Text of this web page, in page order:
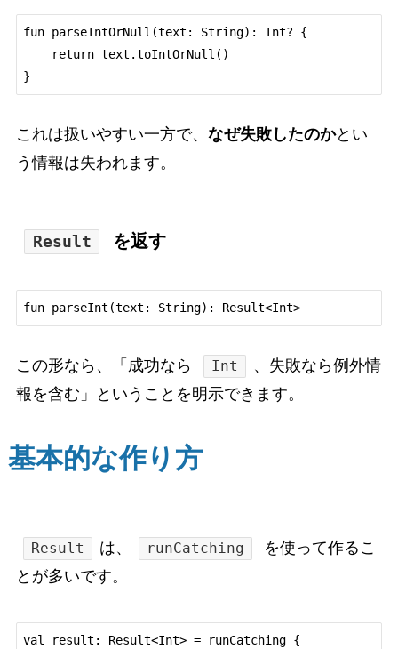
fun parseIntOrNull(text: String): Int? {
これは扱いやすい一方で、 なぜ失敗したのかとい
う情報は失われます。
Result を返す
fun parseInt(text: String): Result<Int>
この形なら、「成功なら Int
、失敗なら例外情
報を含む」ということを明示できます。
基本的な作り方
Result は、 runCatching
を使って作るこ
とが多いです。
val result: Result<Int> = runCatching {